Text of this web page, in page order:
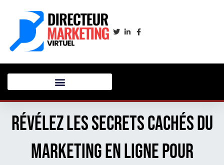
Révélez les secrets cachés du
marketing en ligne pour